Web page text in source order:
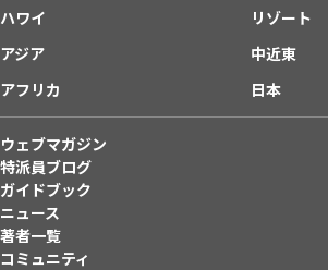
ハワイ
リゾート
アジア
中近東
アフリカ
日本
ウェブマガジン
特派員ブログ
ガイドブック
ニュース
著者一覧
コミュニティ